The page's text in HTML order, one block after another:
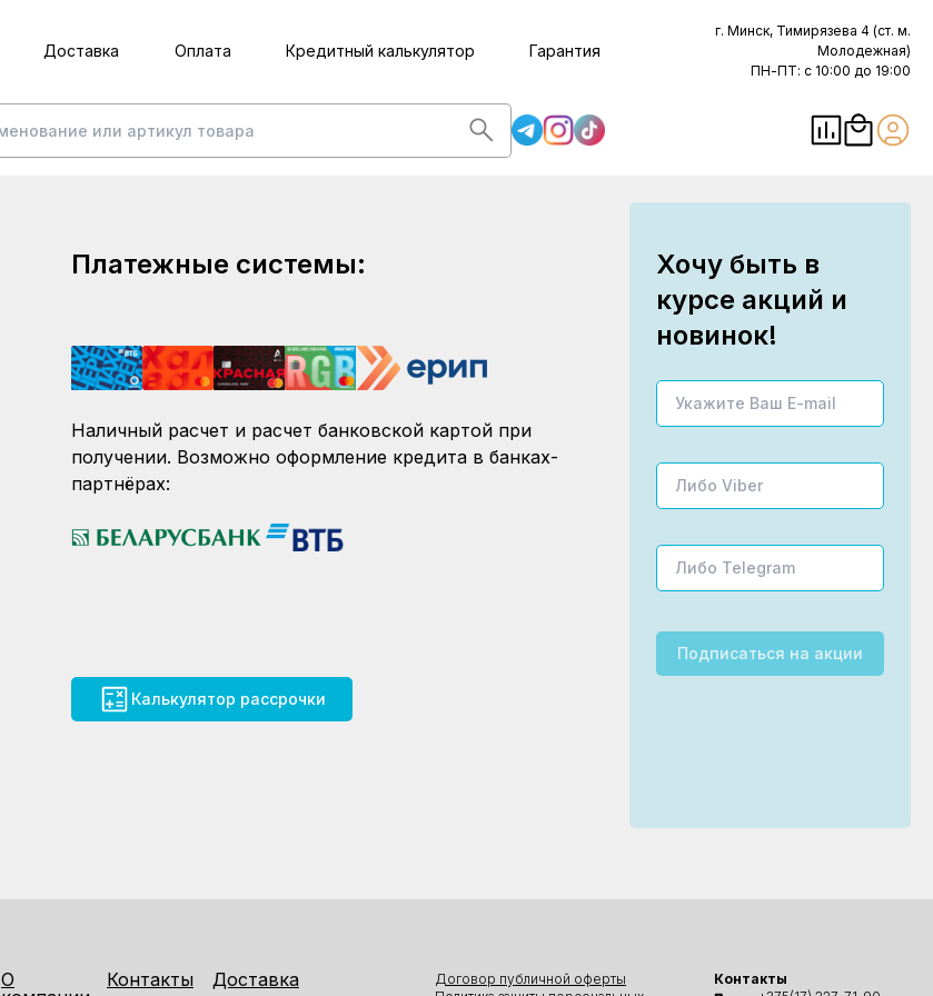
Доставка Оплата Кредитный калькулятор Гарантия
г. Минск, Тимирязева 4 (ст. м.
Молодежная)
ПН-ПТ: с 10:00 до 19:00
Платежные системы:
Наличный расчет и расчет банковской картой при
получении. Возможно оформление кредита в банках-
партнёрах:
Калькулятор рассрочки
Хочу быть в
курсе акций и
новинок!
Подписаться на акции
О
Контакты Доставка
Договор публичной оферты
Контакты